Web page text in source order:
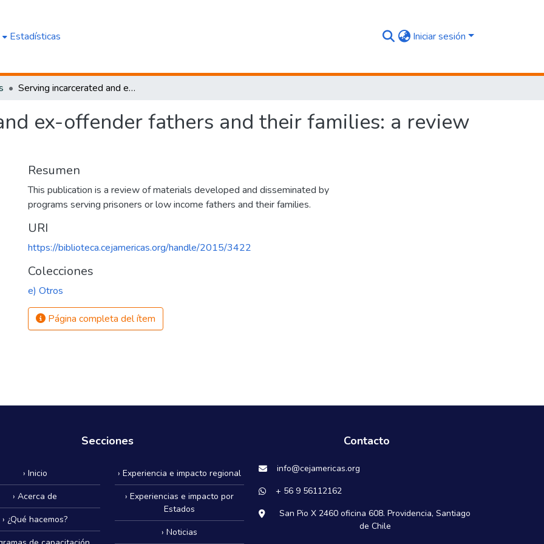
Estadísticas Iniciar sesión
Serving incarcerated and ex-offender fathers and their families: a review of the field
ex-offender fathers and their families: a review
Resumen
This publication is a review of materials developed and disseminated by
programs serving prisoners or low income fathers and their families.
URI
https://biblioteca.cejamericas.org/handle/2015/3422
Colecciones
e) Otros
Página completa del ítem
Secciones
› Inicio
› Acerca de
› ¿Qué hacemos?
› Experiencia e impacto regional
› Experiencias e impacto por
Estados
› Noticias
Contacto
info@cejamericas.org
+ 56 9 56112162
San Pio X 2460 oficina 608. Providencia, Santiago
de Chile